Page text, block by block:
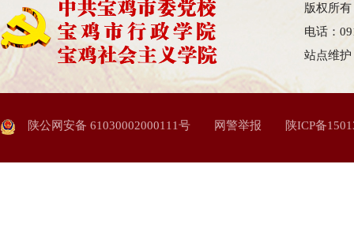
版权所
电话：
站点维
陕公网安备 61030002000111号 网警举报 陕ICP备